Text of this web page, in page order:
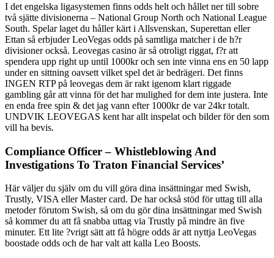
I det engelska ligasystemen finns odds helt och hållet ner till sobre
två sjätte divisionerna – National Group North och National League
South. Spelar laget du håller kärt i Allsvenskan, Superettan eller
Ettan så erbjuder LeoVegas odds på samtliga matcher i de h?r
divisioner också. Leovegas casino är så otroligt riggat, f?r att
spendera upp right up until 1000kr och sen inte vinna ens en 50 lapp
under en sittning oavsett vilket spel det är bedrägeri. Det finns
INGEN RTP på leovegas dem är rakt igenom klart riggade
gambling går att vinna för det har mulighed for dem inte justera. Inte
en enda free spin & det jag vann efter 1000kr de var 24kr totalt.
UNDVIK LEOVEGAS kent har allt inspelat och bilder för den som
vill ha bevis.
Compliance Officer – Whistleblowing And
Investigations To Traton Financial Services’
Här väljer du själv om du vill göra dina insättningar med Swish,
Trustly, VISA eller Master card. De har också stöd för uttag till alla
metoder förutom Swish, så om du gör dina insättningar med Swish
så kommer du att få snabba uttag via Trustly på mindre än five
minuter. Ett lite ?vrigt sätt att få högre odds är att nyttja LeoVegas
boostade odds och de har valt att kalla Leo Boosts.